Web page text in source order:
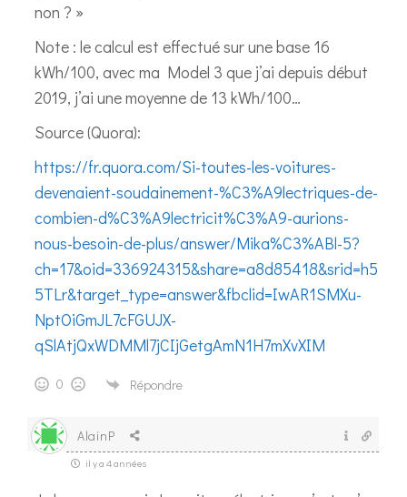
non ? »
Note : le calcul est effectué sur une base 16
kWh/100, avec ma Model 3 que j’ai depuis début
2019, j’ai une moyenne de 13 kWh/100…
Source (Quora):
https://fr.quora.com/Si-toutes-les-voitures-
devenaient-soudainement-%C3%A9lectriques-de-
combien-d%C3%A9lectricit%C3%A9-aurions-
nous-besoin-de-plus/answer/Mika%C3%ABl-5?
ch=17&oid=336924315&share=a8d85418&srid=h5
5TLr&target_type=answer&fbclid=IwAR1SMXu-
NptOiGmJL7cFGUJX-
qSlAtjQxWDMMl7jCIjGetgAmN1H7mXvXIM
0 Répondre
AlainP
il y a 4 années